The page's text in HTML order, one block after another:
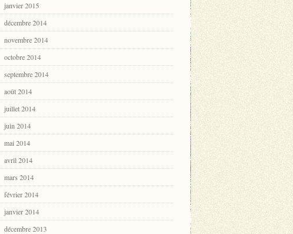
janvier 2015
décembre 2014
novembre 2014
octobre 2014
septembre 2014
août 2014
juillet 2014
juin 2014
mai 2014
avril 2014
mars 2014
février 2014
janvier 2014
décembre 2013